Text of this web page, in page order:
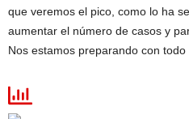
que veremos el pico, como lo ha
aumentar el número de casos y
Nos estamos preparando con